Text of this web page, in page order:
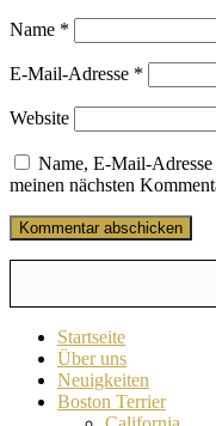
Name *
E-Mail-Adresse *
Website
Name, E-Mail-
meinen nächsten
Startseite
Über uns
Neuigkeiten
Boston Terrier